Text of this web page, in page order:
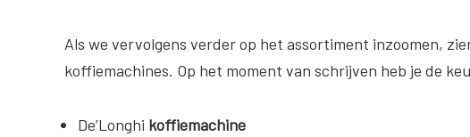
Als we vervolgens verder op het assortiment inzoomen,
koffiemachines. Op het moment van schrijven heb je de
De’Longhi koffiemachine